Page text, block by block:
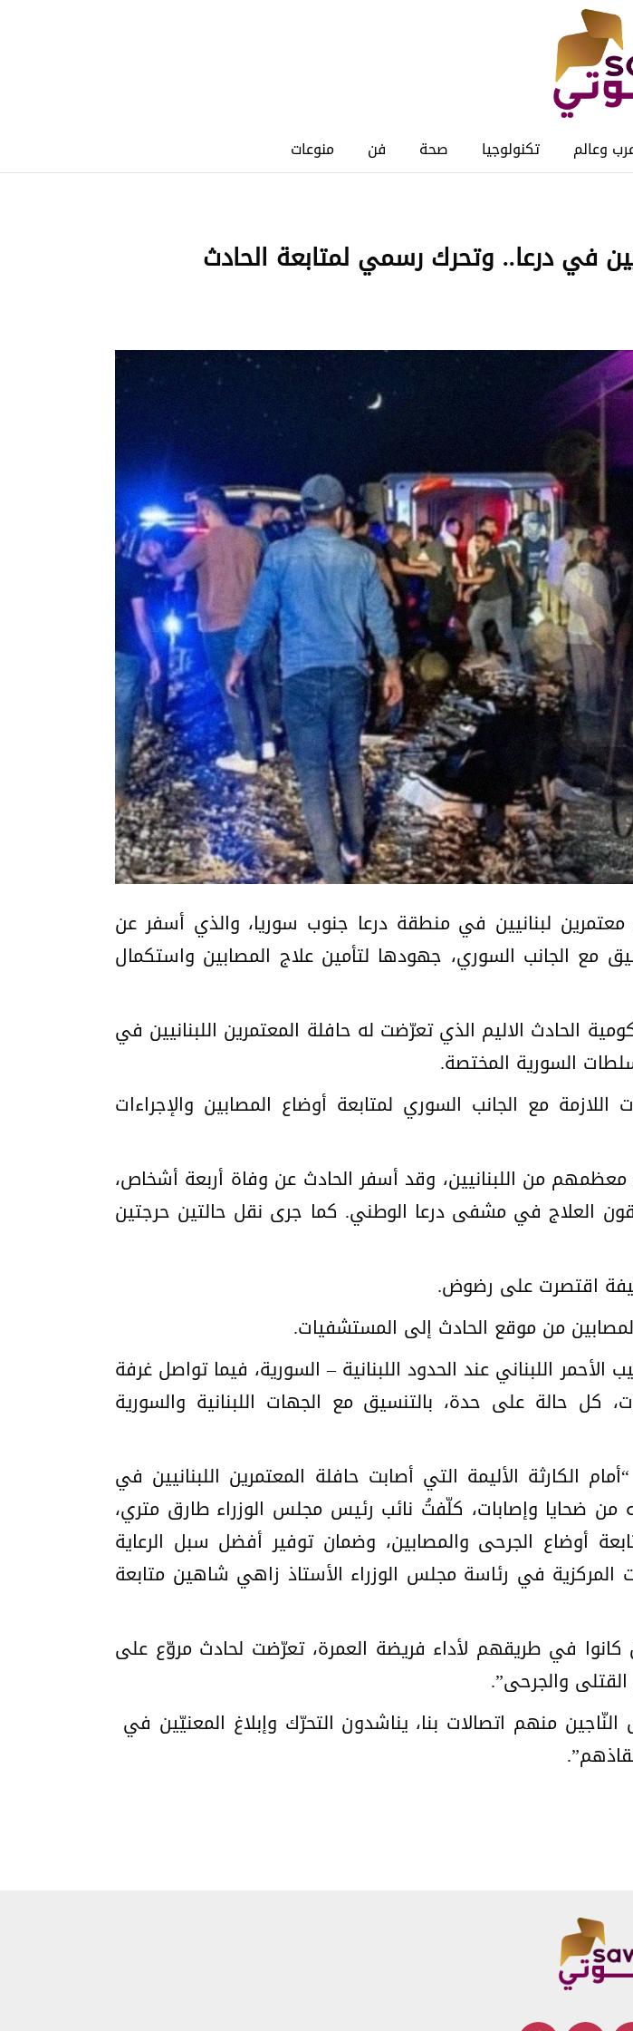
وعالم تكنولوجيا صحة فن منوعات
في درعا.. وتحرك رسمي لمتابعة الحادث
معتمرين لبنانيين في منطقة درعا جنوب سوريا، والذي أسفر عن
مع الجانب السوري، جهودها لتأمين علاج المصابين واستكمال
الحادث الاليم الذي تعرّضت له حافلة المعتمرين اللبنانيين في
السورية المختصة.
مع الجانب السوري لمتابعة أوضاع المصابين والإجراءات
المتوافرة، كان على متن الحافلة 35 راكبًا، معظمهم من اللبنانيين، وقد أسفر الحادث عن وفاة أربعة أشخاص،
فيما بلغ عدد المصابين 17 شخصًا يتلقون العلاج في مشفى درعا الوطني. كما جرى نقل حالتين حرجتين
من موقع الحادث إلى المستشفيات.
اللبناني عند الحدود اللبنانية – السورية، فيما تواصل غرفة
كل حالة على حدة، بالتنسيق مع الجهات اللبنانية والسورية
الأليمة التي أصابت حافلة المعتمرين اللبنانيين في
من ضحايا وإصابات، كلّفتُ نائب رئيس مجلس الوزراء طارق متري،
أوضاع الجرحى والمصابين، وضمان توفير أفضل سبل الرعاية
في رئاسة مجلس الوزراء الأستاذ زاهي شاهين متابعة
كانوا في طريقهم لأداء فريضة العمرة، تعرّضت لحادث مروّع على
والجرحى”.
منهم اتصالات بنا، يناشدون التحرّك وإبلاغ المعنيّين في